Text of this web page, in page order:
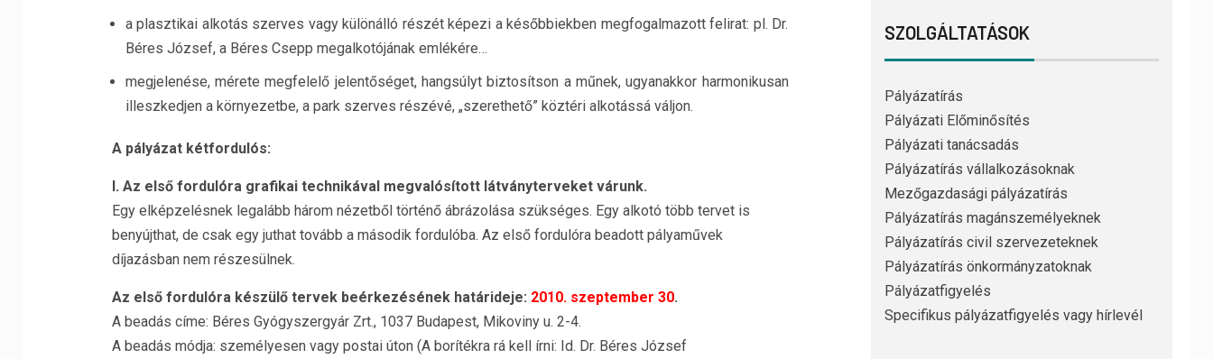
a plasztikai alkotás szerves vagy különálló részét képezi a későbbiekben megfogalmazott felirat: pl. Dr.
Béres József, a Béres Csepp megalkotójának emlékére…
megjelenése, mérete megfelelő jelentőséget, hangsúlyt biztosítson a műnek, ugyanakkor harmonikusan
illeszkedjen a környezetbe, a park szerves részévé, „szerethető” köztéri alkotássá váljon.
A pályázat kétfordulós:
I. Az első fordulóra grafikai technikával megvalósított látványterveket várunk.
Egy elképzelésnek legalább három nézetből történő ábrázolása szükséges. Egy alkotó több tervet is
benyújthat, de csak egy juthat tovább a második fordulóba. Az első fordulóra beadott pályaművek
díjazásban nem részesülnek.
Az első fordulóra készülő tervek beérkezésének határideje: 2010. szeptember 30.
A beadás címe: Béres Gyógyszergyár Zrt., 1037 Budapest, Mikoviny u. 2-4.
A beadás módja: személyesen vagy postai úton (A borítékra rá kell írni: Id. Dr. Béres József
SZOLGÁLTATÁSOK
Pályázatírás
Pályázati Előminősítés
Pályázati tanácsadás
Pályázatírás vállalkozásoknak
Mezőgazdasági pályázatírás
Pályázatírás magánszemélyeknek
Pályázatírás civil szervezeteknek
Pályázatírás önkormányzatoknak
Pályázatfigyelés
Specifikus pályázatfigyelés vagy hírlevél